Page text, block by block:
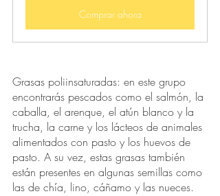
Comprar ahora
Grasas poliinsaturadas: en este grupo
encontrarás pescados como el salmón, la
caballa, el arenque, el atún blanco y la
trucha, la carne y los lácteos de animales
alimentados con pasto y los huevos de
pasto. A su vez, estas grasas también
están presentes en algunas semillas como
las de chía, lino, cáñamo y las nueces.